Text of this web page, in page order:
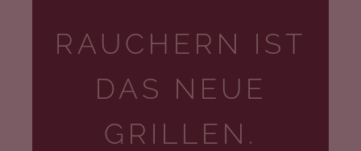
RAUCHERN IST
DAS NEUE
GRILLEN.